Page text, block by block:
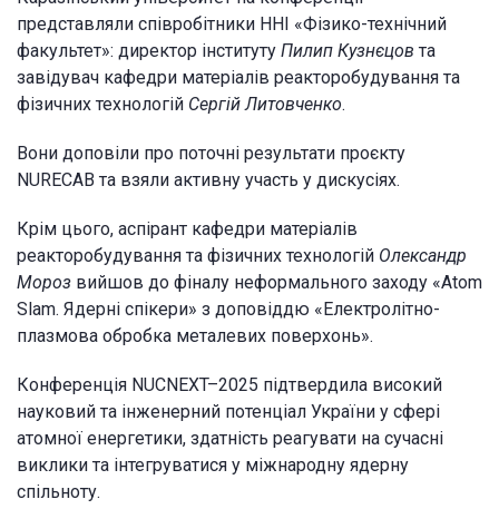
представляли співробітники ННІ «Фізико-технічний
факультет»: директор інституту Пилип Кузнєцов та
завідувач кафедри матеріалів реакторобудування та
фізичних технологій Сергій Литовченко.
Вони доповіли про поточні результати проєкту
NURECAB та взяли активну участь у дискусіях.
Крім цього, аспірант кафедри матеріалів
реакторобудування та фізичних технологій Олександр
Мороз вийшов до фіналу неформального заходу «Atom
Slam. Ядерні спікери» з доповіддю «Електролітно-
плазмова обробка металевих поверхонь».
Конференція NUCNEXT–2025 підтвердила високий
науковий та інженерний потенціал України у сфері
атомної енергетики, здатність реагувати на сучасні
виклики та інтегруватися у міжнародну ядерну
спільноту.